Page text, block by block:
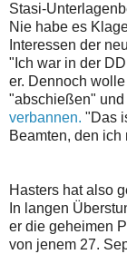
Stasi-
Nie habe es
Interessen der
"Ich war in der
er. Dennoch
"abschießen"
verbannen. "Das
Beamten, den
Hasters hat also
In langen
er die geheimen
von jenem 27.